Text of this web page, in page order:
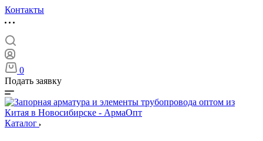
Контакты
0
Подать заявку
Каталог